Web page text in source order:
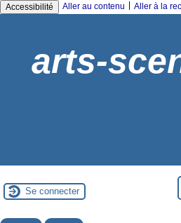
Accessibilité Aller au contenu Aller à la
arts-
Se connecter